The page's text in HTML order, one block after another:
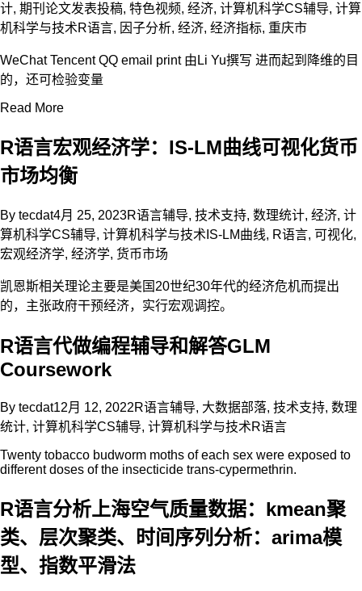
计, 期刊论文发表投稿, 特色视频, 经济, 计算机科学CS辅导, 计算
机科学与技术R语言, 因子分析, 经济, 经济指标, 重庆市
WeChat Tencent QQ email print 由Li Yu撰写 进而起到降维的目
的，还可检验变量
Read More
R语言宏观经济学：IS-LM曲线可视化货币
市场均衡
By tecdat4月 25, 2023R语言辅导, 技术支持, 数理统计, 经济, 计
算机科学CS辅导, 计算机科学与技术 IS-LM曲线, R语言, 可视化,
宏观经济学, 经济学, 货币市场
凯恩斯相关理论主要是美国20世纪30年代的经济危机而提出
的，主张政府干预经济，实行宏观调控。
R语言代做编程辅导和解答GLM
Coursework
By tecdat12月 12, 2022R语言辅导, 大数据部落, 技术支持, 数理
统计, 计算机科学CS辅导, 计算机科学与技术R语言
Twenty tobacco budworm moths of each sex were exposed to
different doses of the insecticide trans-cypermethrin.
R语言分析上海空气质量数据：kmean聚
类、层次聚类、时间序列分析：arima模
型、指数平滑法